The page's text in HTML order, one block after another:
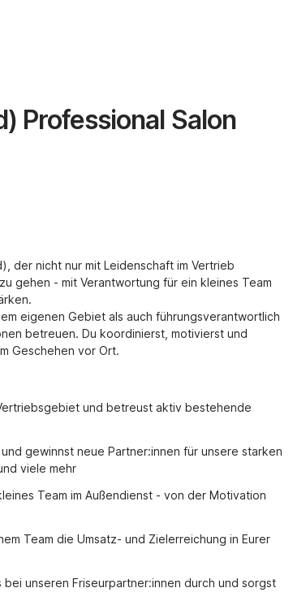
Professional Salon
der nicht nur mit Leidenschaft im Vertrieb
gehen - mit Verantwortung für ein kleines Team
eigenen Gebiet als auch führungsverantwortlich
betreuen. Du koordinierst, motivierst und
Geschehen vor Ort.
und betreust aktiv bestehende
gewinnst neue Partner:innen für unsere starken
viele mehr
Team im Außendienst - von der Motivation
Team die Umsatz- und Zielerreichung in Eurer
unseren Friseurpartner:innen durch und sorgst